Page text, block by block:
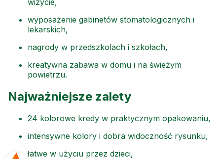
wyposażenie gabinetów stomatologicznych i
lekarskich,
nagrody w przedszkolach i szkołach,
kreatywna zabawa w domu i na świeżym
powietrzu.
Najważniejsze zalety
24 kolorowe kredy w praktycznym opakowaniu,
intensywne kolory i dobra widoczność rysunku,
łatwe w użyciu przez dzieci,